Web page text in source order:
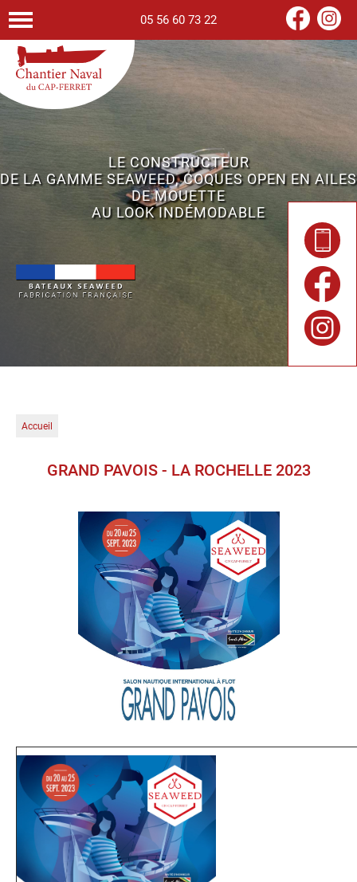
05 56 60 73 22
LE CONSTRUCTEUR
DE LA GAMME SEAWEED, COQUES OPEN EN AILES
DE MOUETTE
AU LOOK INDÉMODABLE
Accueil
GRAND PAVOIS - LA ROCHELLE 2023